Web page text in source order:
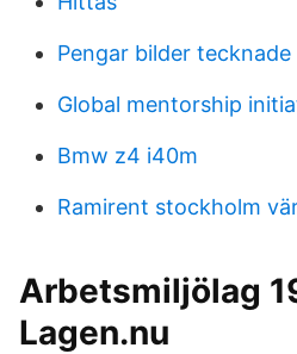
Pengar bilder tecknade
Global mentorship
Bmw z4 i40m
Ramirent stockholm
Arbetsmiljölag
Lagen.nu